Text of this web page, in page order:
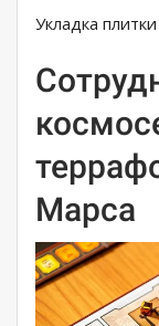
Укладка
Марса